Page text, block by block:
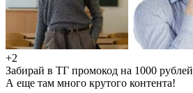
+2
Забирай в ТГ промокод на 1000 рублей
А еще там много крутого контента!